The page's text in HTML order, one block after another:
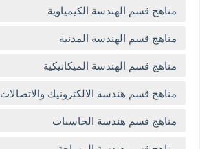
مناهج قسم الهندسة الكيمياوية
مناهج قسم الهندسة المدنية
مناهج قسم الهندسة الميكانيكية
مناهج قسم هندسة الالكترونيك والاتصالات
مناهج قسم هندسة الحاسبات